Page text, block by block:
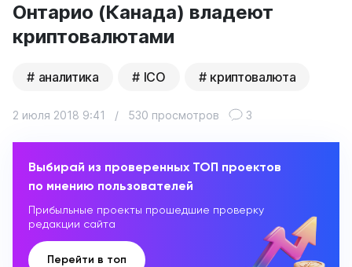
Онтарио (Канада) владеют
криптовалютами
аналитика ICO криптовалюта
2 июля 2018 9:41 / 530 просмотров 3
Выбирай из проверенных ТОП проектов
по мнению пользователей
Прибыльные проекты прошедшие проверку
редакции сайта
Перейти в топ